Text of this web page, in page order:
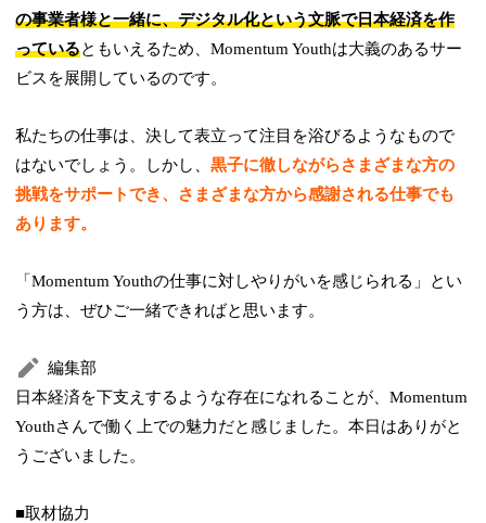
の事業者様と一緒に、デジタル化という文脈で日本経済を作
っているともいえるため、Momentum Youthは大義のあるサー
ビスを展開しているのです。
私たちの仕事は、決して表立って注目を浴びるようなもので
はないでしょう。しかし、黒子に徹しながらさまざまな方の
挑戦をサポートでき、さまざまな方から感謝される仕事でも
あります。
「Momentum Youthの仕事に対しやりがいを感じられる」とい
う方は、ぜひご一緒できればと思います。
編集部
日本経済を下支えするような存在になれることが、Momentum
Youthさんで働く上での魅力だと感じました。本日はありがと
うございました。
■取材協力